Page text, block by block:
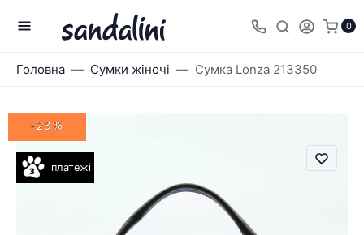
0
Головна Сумки жіночі Сумка Lonza 213350
платежі
-23%